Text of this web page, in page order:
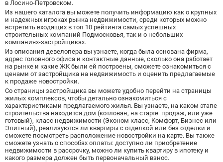
в Лосино-Петровском.
Из нашего каталога вы можете получить информацию как о крупных
и надежных игроках рынка недвижимости, среди которых можно
встретить входящих в топ 10 рейтинга самых успешных
строительных компаний Подмосковья, так и о небольших
компаниях-застройщиках.
Из описания девелопера вы узнаете, когда была основана фирма,
адрес головного офиса и контактные данные, сколько она работает
на рынке и какие ЖК были ей построены, сможете ознакомиться с
ценами от застройщика на недвижимость и оценить предлагаемые
к продаже новостройки.
Со страницы застройщика вы можете удобно перейти на страницы
жилых комплексов, чтобы детально ознакомиться с
характеристиками предлагаемого жилья. Вы узнаете, на каком этапе
строительства находится дом (котлован, на старте продаж, или уже
готовый), класс недвижимости (Эконом класс, Комфорт, Бизнес или
Элитный), реализуются ли квартиры с отделкой или без отделки и
сможете посмотреть расположение новостройки на карте. Вы также
сможете узнать о способах оплаты: доступно ли приобретение
недвижимости в рассрочку, можно ли купить квартиру в ипотеку и
какого размера должен быть первоначальный взнос.